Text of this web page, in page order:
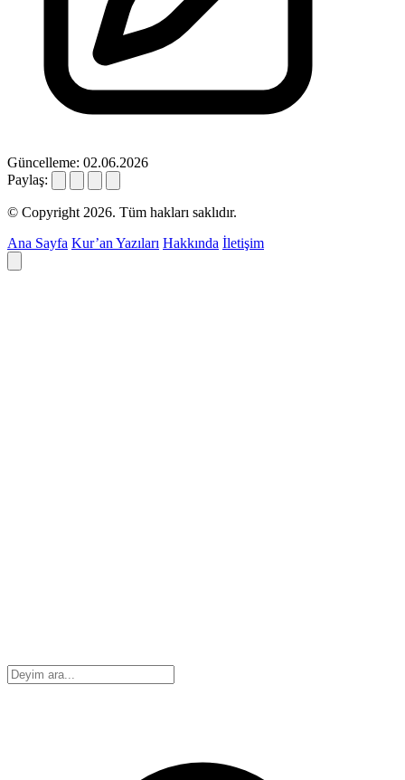
Güncelleme: 02.06.2026
Paylaş:
© Copyright 2026. Tüm hakları saklıdır.
Ana Sayfa Kur’an Yazıları Hakkında İletişim